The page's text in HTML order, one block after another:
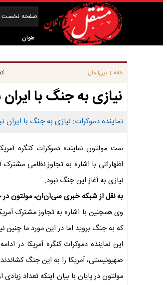
صفحه نخست
عنوان
خانه | بین‌الملل
نیازی به جنگ با ایران
نماینده دموکرات: نیازی به جنگ با ایران
ست مولتون نماینده دموکرات کنگره
اظهاراتی با اشاره به تجاوز نظامی
نیازی به آغاز این جنگ نبود.
به نقل از شبکه خبری سی‌ان‌ان، مولتون
وی همچنین با اشاره به تجاوز مشترک
که به جنگ بروید اما در این مورد ما چنین
این نماینده دموکرات کنگره آمریکا در
صهیونیستی، آمریکا را به این جنگ
مولتون در پایان با بیان اینکه تعداد